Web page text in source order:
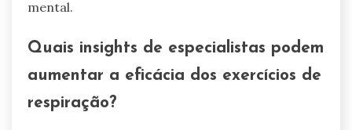
mental.
Quais insights de especialistas podem
aumentar a eficácia dos exercícios de
respiração?